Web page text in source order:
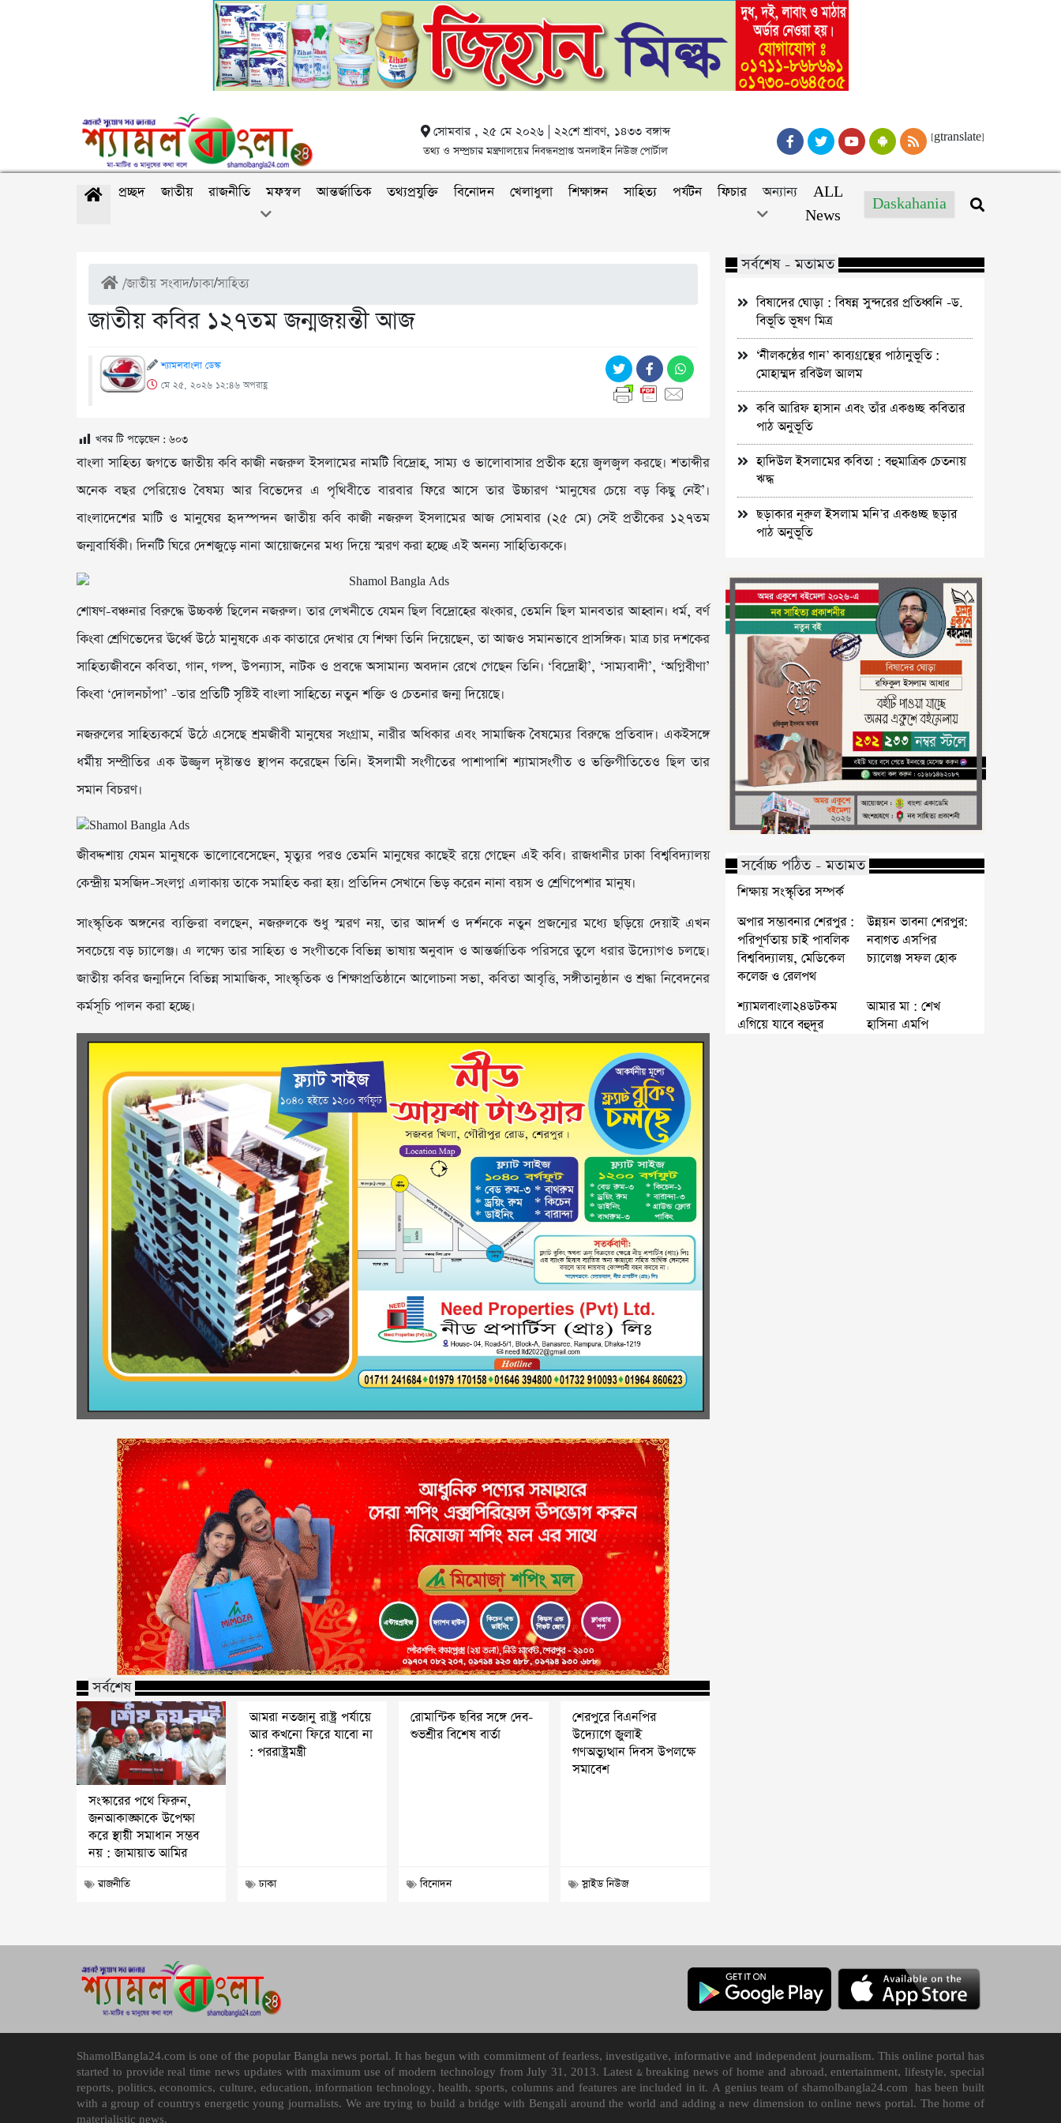
সোমবার , ২৫ মে ২০২৬ | ২২শে শ্রাবণ, ১৪৩৩ বঙ্গাব্দ
তথ্য ও সম্প্রচার মন্ত্রণালয়ের নিবন্ধনপ্রাপ্ত অনলাইন নিউজ পোর্টাল
[gtranslate]
প্রচ্ছদ জাতীয় রাজনীতি মফস্বল আন্তর্জাতিক তথ্যপ্রযুক্তি বিনোদন খেলাধুলা শিক্ষাঙ্গন সাহিত্য পর্যটন ফিচার অন্যান্য
ALL
News
Daskahania
/জাতীয় সংবাদ/ঢাকা/সাহিত্য
জাতীয় কবির ১২৭তম জন্মজয়ন্তী আজ
শ্যামলবাংলা ডেস্ক
মে ২৫, ২০২৬ ১২:৪৬ অপরাহ্ণ
খবর টি পড়েছেন : ৬০৩
বাংলা সাহিত্য জগতে জাতীয় কবি কাজী নজরুল ইসলামের নামটি বিদ্রোহ, সাম্য ও ভালোবাসার প্রতীক হয়ে জ্বলজ্বল করছে। শতাব্দীর
অনেক বছর পেরিয়েও বৈষম্য আর বিভেদের এ পৃথিবীতে বারবার ফিরে আসে তার উচ্চারণ ‘মানুষের চেয়ে বড় কিছু নেই’।
বাংলাদেশের মাটি ও মানুষের হৃদস্পন্দন জাতীয় কবি কাজী নজরুল ইসলামের আজ সোমবার (২৫ মে) সেই প্রতীকের ১২৭তম
জন্মবার্ষিকী। দিনটি ঘিরে দেশজুড়ে নানা আয়োজনের মধ্য দিয়ে স্মরণ করা হচ্ছে এই অনন্য সাহিত্যিককে।
শোষণ-বঞ্চনার বিরুদ্ধে উচ্চকণ্ঠ ছিলেন নজরুল। তার লেখনীতে যেমন ছিল বিদ্রোহের ঝংকার, তেমনি ছিল মানবতার আহ্বান। ধর্ম, বর্ণ
কিংবা শ্রেণিভেদের ঊর্ধ্বে উঠে মানুষকে এক কাতারে দেখার যে শিক্ষা তিনি দিয়েছেন, তা আজও সমানভাবে প্রাসঙ্গিক। মাত্র চার দশকের
সাহিত্যজীবনে কবিতা, গান, গল্প, উপন্যাস, নাটক ও প্রবন্ধে অসামান্য অবদান রেখে গেছেন তিনি। ‘বিদ্রোহী’, ‘সাম্যবাদী’, ‘অগ্নিবীণা’
কিংবা ‘দোলনচাঁপা’ -তার প্রতিটি সৃষ্টিই বাংলা সাহিত্যে নতুন শক্তি ও চেতনার জন্ম দিয়েছে।
নজরুলের সাহিত্যকর্মে উঠে এসেছে শ্রমজীবী মানুষের সংগ্রাম, নারীর অধিকার এবং সামাজিক বৈষম্যের বিরুদ্ধে প্রতিবাদ। একইসঙ্গে
ধর্মীয় সম্প্রীতির এক উজ্জ্বল দৃষ্টান্তও স্থাপন করেছেন তিনি। ইসলামী সংগীতের পাশাপাশি শ্যামাসংগীত ও ভক্তিগীতিতেও ছিল তার
সমান বিচরণ।
জীবদ্দশায় যেমন মানুষকে ভালোবেসেছেন, মৃত্যুর পরও তেমনি মানুষের কাছেই রয়ে গেছেন এই কবি। রাজধানীর ঢাকা বিশ্ববিদ্যালয়
কেন্দ্রীয় মসজিদ-সংলগ্ন এলাকায় তাকে সমাহিত করা হয়। প্রতিদিন সেখানে ভিড় করেন নানা বয়স ও শ্রেণিপেশার মানুষ।
সাংস্কৃতিক অঙ্গনের ব্যক্তিরা বলছেন, নজরুলকে শুধু স্মরণ নয়, তার আদর্শ ও দর্শনকে নতুন প্রজন্মের মধ্যে ছড়িয়ে দেয়াই এখন
সবচেয়ে বড় চ্যালেঞ্জ। এ লক্ষ্যে তার সাহিত্য ও সংগীতকে বিভিন্ন ভাষায় অনুবাদ ও আন্তর্জাতিক পরিসরে তুলে ধরার উদ্যোগও চলছে।
জাতীয় কবির জন্মদিনে বিভিন্ন সামাজিক, সাংস্কৃতিক ও শিক্ষাপ্রতিষ্ঠানে আলোচনা সভা, কবিতা আবৃত্তি, সঙ্গীতানুষ্ঠান ও শ্রদ্ধা নিবেদনের
কর্মসূচি পালন করা হচ্ছে।
সর্বশেষ
সংস্কারের পথে ফিরুন,
জনআকাঙ্ক্ষাকে উপেক্ষা
করে স্থায়ী সমাধান সম্ভব
নয় : জামায়াত আমির
রাজনীতি
আমরা নতজানু রাষ্ট্র পর্যায়ে
আর কখনো ফিরে যাবো না
: পররাষ্ট্রমন্ত্রী
ঢাকা
রোমান্টিক ছবির সঙ্গে দেব-
শুভশ্রীর বিশেষ বার্তা
বিনোদন
শেরপুরে বিএনপির
উদ্যোগে জুলাই
গণঅভ্যুত্থান দিবস উপলক্ষে
সমাবেশ
স্লাইড নিউজ
সর্বশেষ - মতামত
বিষাদের ঘোড়া : বিষন্ন সুন্দরের প্রতিধ্বনি -ড.
বিভূতি ভূষণ মিত্র
‘নীলকন্ঠের গান’ কাব্যগ্রন্থের পাঠানুভূতি :
মোহাম্মদ রবিউল আলম
কবি আরিফ হাসান এবং তাঁর একগুচ্ছ কবিতার
পাঠ অনুভূতি
হাদিউল ইসলামের কবিতা : বহুমাত্রিক চেতনায়
ঋদ্ধ
ছড়াকার নূরুল ইসলাম মনি’র একগুচ্ছ ছড়ার
পাঠ অনুভূতি
সর্বোচ্চ পঠিত - মতামত
শিক্ষায় সংস্কৃতির সম্পর্ক
অপার সম্ভাবনার শেরপুর :
পরিপূর্ণতায় চাই পাবলিক
বিশ্ববিদ্যালয়, মেডিকেল
কলেজ ও রেলপথ
উন্নয়ন ভাবনা শেরপুর:
নবাগত এসপির
চ্যালেঞ্জ সফল হোক
শ্যামলবাংলা২৪ডটকম
এগিয়ে যাবে বহুদূর
আমার মা : শেখ
হাসিনা এমপি
ShamolBangla24.com is one of the popular Bangla news portal. It has begun with commitment of fearless, investigative, informative and independent journalism. This online portal has
started to provide real time news updates with maximum use of modern technology from July 31, 2013. Latest & breaking news of home and abroad, entertainment, lifestyle, special
reports, politics, economics, culture, education, information technology, health, sports, columns and features are included in it. A genius team of shamolbangla24.com has been built
with a group of countrys energetic young journalists. We are trying to build a bridge with Bengali around the world and adding a new dimension to online news portal. The home of
materialistic news.